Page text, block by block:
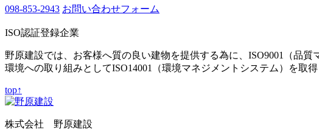
098-853-2943 お問い合わせフォーム
ISO認証登録企業
野原建設では、お客様へ質の良い建物を提供する為に、ISO9001（品質
環境への取り組みとしてISO14001（環境マネジメントシステム）を取得
top↑
株式会社 野原建設